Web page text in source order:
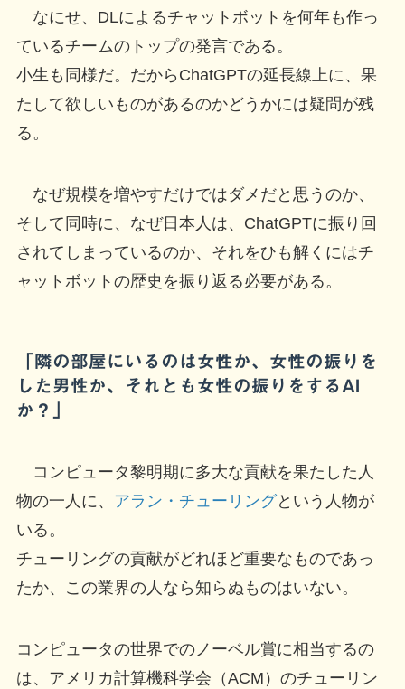
なにせ、DLによるチャットボットを何年も作っ
ているチームのトップの発言である。
小生も同様だ。だからChatGPTの延長線上に、果
たして欲しいものがあるのかどうかには疑問が残
る。
なぜ規模を増やすだけではダメだと思うのか、
そして同時に、なぜ日本人は、ChatGPTに振り回
されてしまっているのか、それをひも解くにはチ
ャットボットの歴史を振り返る必要がある。
「隣の部屋にいるのは女性か、女性の振りを
した男性か、それとも女性の振りをするAI
か？」
コンピュータ黎明期に多大な貢献を果たした人
物の一人に、 アラン・チューリングという人物が
いる。
チューリングの貢献がどれほど重要なものであっ
たか、この業界の人なら知らぬものはいない。
コンピュータの世界でのノーベル賞に相当するの
は、アメリカ計算機科学会（ACM）のチューリン